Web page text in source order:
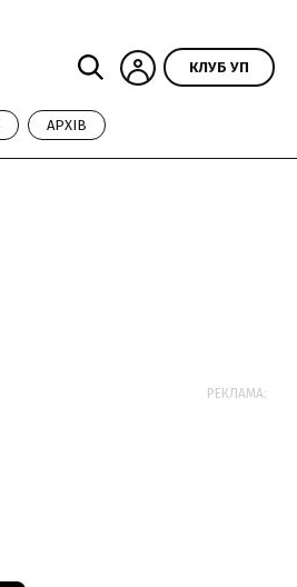
КЛУБ УП
АРХІВ
РЕКЛАМА: